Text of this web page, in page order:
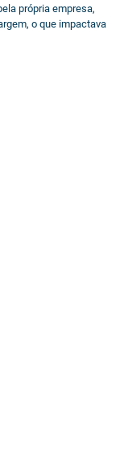
própria empresa,
o que impactava